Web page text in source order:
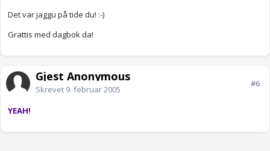
Det var jaggu på tide du! :-)
Grattis med dagbok da!
Gjest Anonymous
Skrevet 9. februar 2005
#6
YEAH!